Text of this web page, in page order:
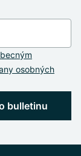
osobných
bulletinu